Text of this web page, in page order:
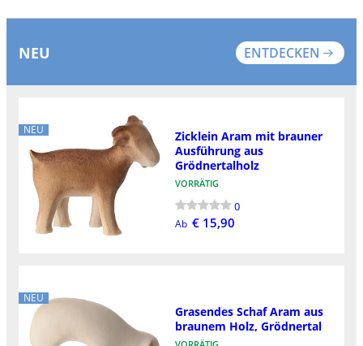
NEU ENTDECKEN
NEU
Zicklein Aram mit brauner
Ausführung aus
Grödnertalholz
VORRÄTIG
0
Ab € 15,90
NEU
Grasendes Schaf Aram aus
braunem Holz, Grödnertal